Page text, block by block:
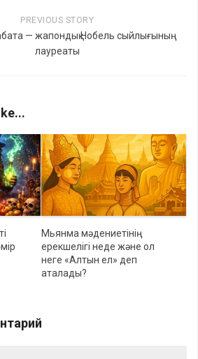
PREVIOUS STORY
— жапондық Нобель сыйлығының
лауреаты
Мьянма мәдениетінің
ерекшелігі неде және ол
неге «Алтын ел» деп
аталады?